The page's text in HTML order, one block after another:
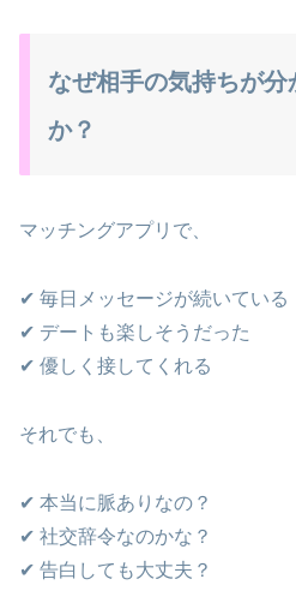
なぜ相手の気持ちが
か？
マッチングアプリで、
✔ 毎日メッセージが続いている
✔ デートも楽しそうだった
✔ 優しく接してくれる
それでも、
✔ 本当に脈ありなの？
✔ 社交辞令なのかな？
✔ 告白しても大丈夫？